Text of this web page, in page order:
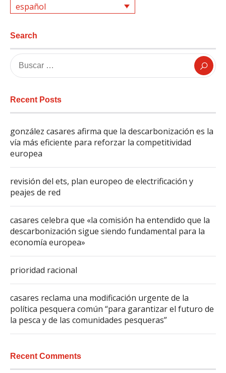
español
Search
Recent Posts
gonzález casares afirma que la descarbonización es la
vía más eficiente para reforzar la competitividad
europea
revisión del ets, plan europeo de electrificación y
peajes de red
casares celebra que «la comisión ha entendido que la
descarbonización sigue siendo fundamental para la
economía europea»
prioridad racional
casares reclama una modificación urgente de la
política pesquera común “para garantizar el futuro de
la pesca y de las comunidades pesqueras”
Recent Comments